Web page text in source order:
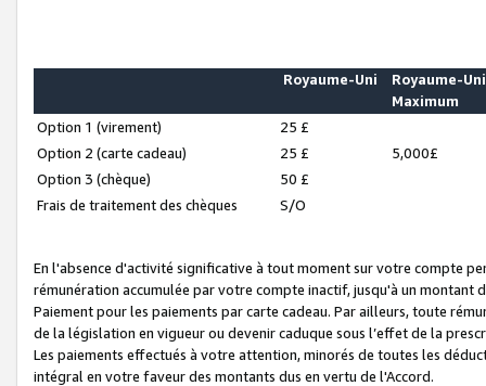
Royaume-Uni
Royaume-Uni
Maximum
Option 1 (virement)
25 £
Option 2 (carte cadeau)
25 £
5,000£
Option 3 (chèque)
50 £
Frais de traitement des chèques
S/O
En l'absence d'activité significative à tout moment sur votre compte
rémunération accumulée par votre compte inactif, jusqu'à un montant
Paiement pour les paiements par carte cadeau. Par ailleurs, toute
de la législation en vigueur ou devenir caduque sous l’effet de la
Les paiements effectués à votre attention, minorés de toutes les
intégral en votre faveur des montants dus en vertu de l'Accord.